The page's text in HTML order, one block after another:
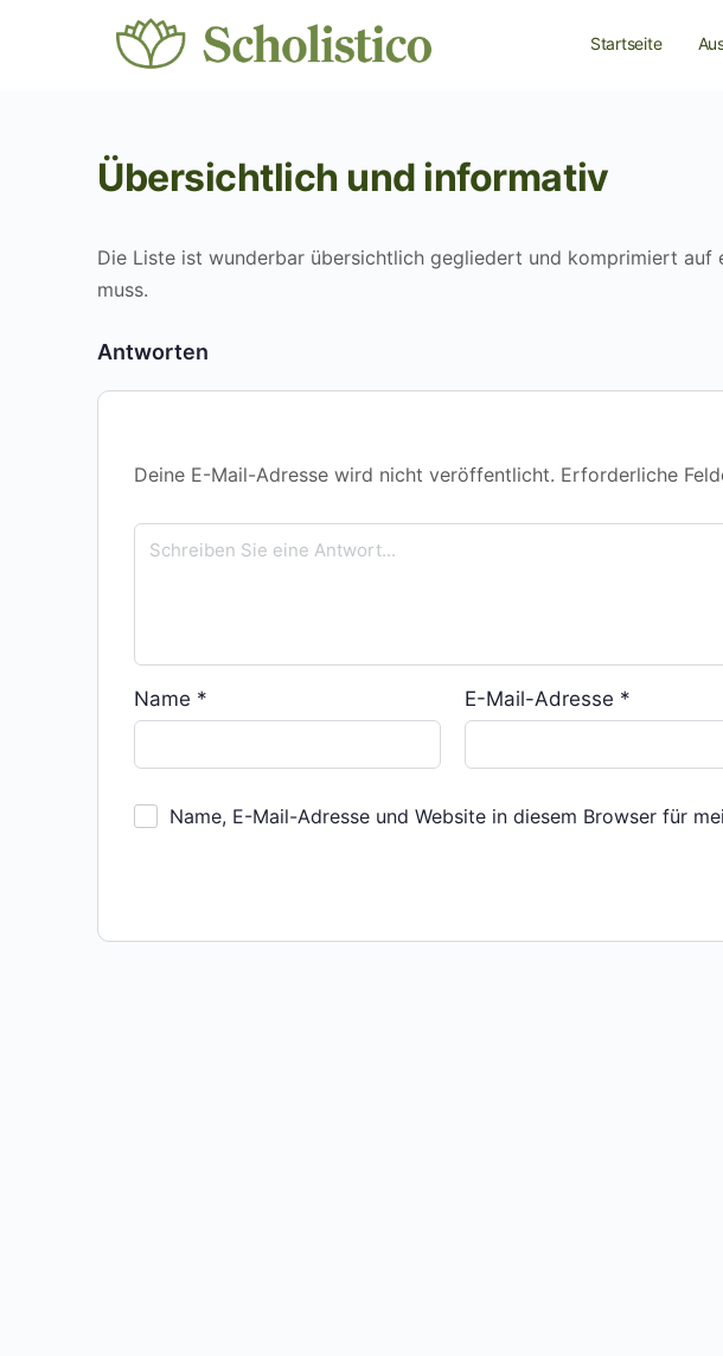
Startseite
Übersichtlich und informativ
Die Liste ist wunderbar übersichtlich gegliedert und komprimiert auf
muss.
Antworten
Deine E-Mail-Adresse wird nicht veröffentlicht. Erforderliche
Name * E-Mail-Adresse *
Name, E-Mail-Adresse und Website in diesem Browser für